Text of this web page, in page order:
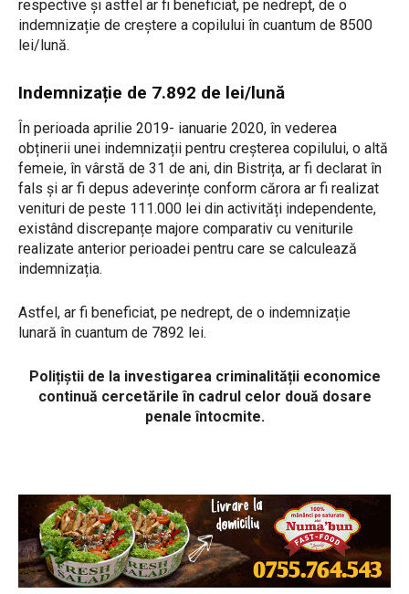
respective și astfel ar fi beneficiat, pe nedrept, de o
indemnizație de creștere a copilului în cuantum de 8500
lei/lună.
Indemnizație de 7.892 de lei/lună
În perioada aprilie 2019- ianuarie 2020, în vederea
obținerii unei indemnizații pentru creșterea copilului, o altă
femeie, în vârstă de 31 de ani, din Bistrița, ar fi declarat în
fals și ar fi depus adeverințe conform cărora ar fi realizat
venituri de peste 111.000 lei din activități independente,
existând discrepanțe majore comparativ cu veniturile
realizate anterior perioadei pentru care se calculează
indemnizația.
Astfel, ar fi beneficiat, pe nedrept, de o indemnizație
lunară în cuantum de 7892 lei.
Polițiștii de la investigarea criminalității economice
continuă cercetările în cadrul celor două dosare
penale întocmite.